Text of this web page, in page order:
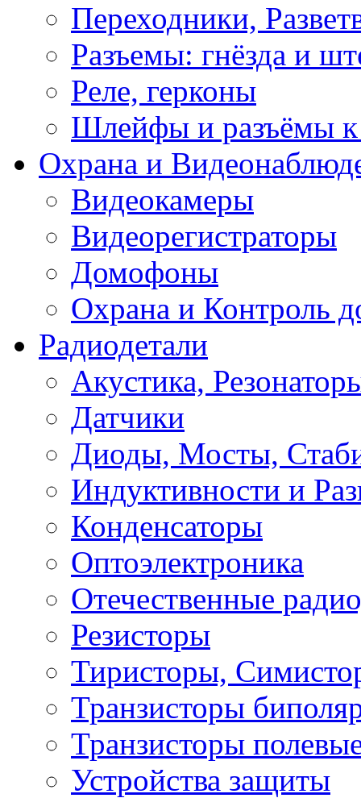
Переходники,
Разъемы: гнёзда и
Реле, герконы
Шлейфы и разъёмы
Охрана и
Видеокамеры
Видеорегистраторы
Домофоны
Охрана и Контроль
Радиодетали
Акустика,
Датчики
Диоды, Мосты,
Индуктивности и
Конденсаторы
Оптоэлектроника
Отечественные
Резисторы
Тиристоры,
Транзисторы
Транзисторы
Устройства защиты